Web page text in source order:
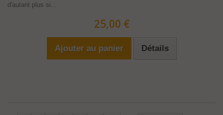
d'autant plus si...
25,00 €
Ajouter au panier Détails